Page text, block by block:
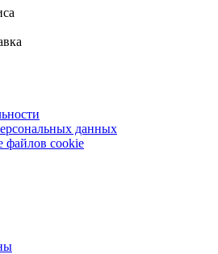
данных
файлов cookie